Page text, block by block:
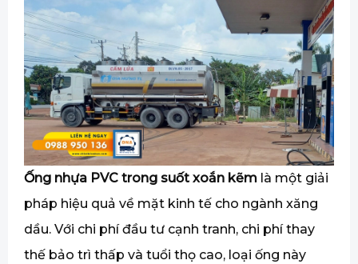
Ống nhựa PVC trong suốt xoắn kẽm là một giải
pháp hiệu quả về mặt kinh tế cho ngành xăng
dầu. Với chi phí đầu tư cạnh tranh, chi phí thay
thế bảo trì thấp và tuổi thọ cao, loại ống này